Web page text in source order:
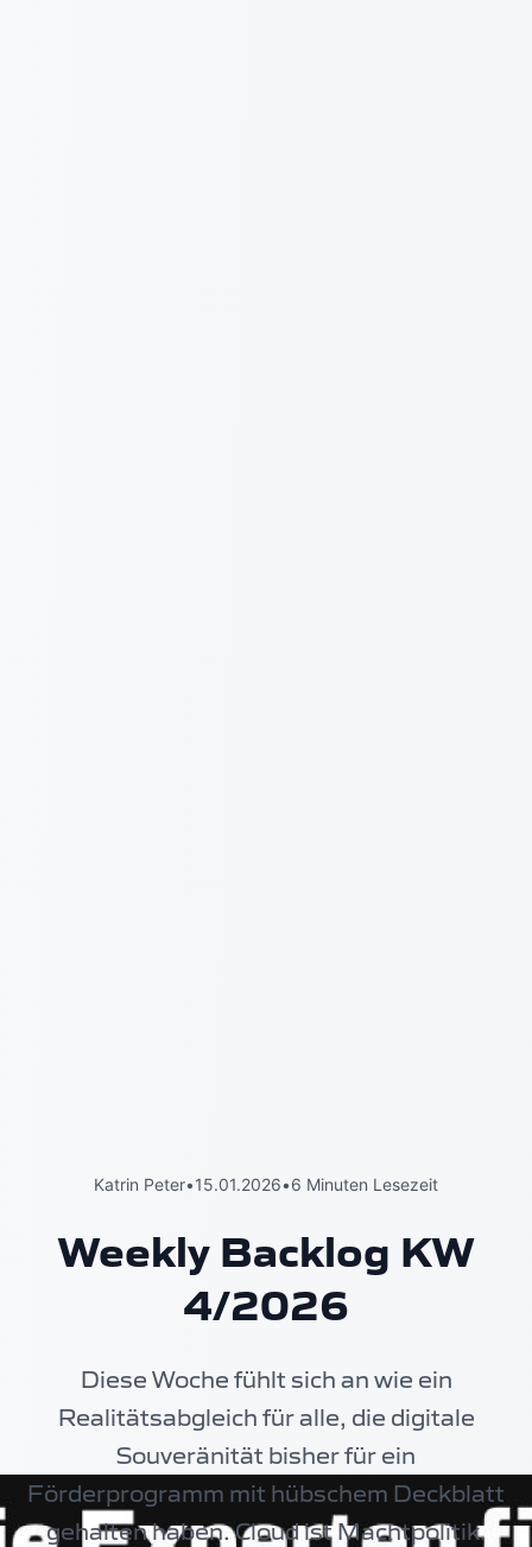
Katrin Peter•15.01.2026•6 Minuten Lesezeit
Weekly Backlog KW
4/2026
Diese Woche fühlt sich an wie ein
Realitätsabgleich für alle, die digitale
Souveränität bisher für ein
Förderprogramm mit hübschem Deckblatt
gehalten haben. Cloud ist Machtpolitik.